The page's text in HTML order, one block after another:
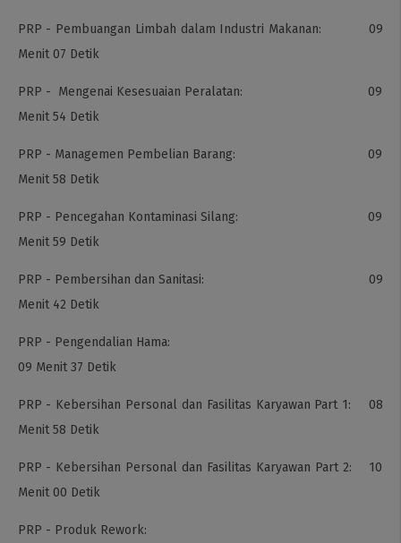
PRP - Pembuangan Limbah dalam Industri Makanan: 09
Menit 07 Detik
PRP - Mengenai Kesesuaian Peralatan: 09
Menit 54 Detik
PRP - Managemen Pembelian Barang: 09
Menit 58 Detik
PRP - Pencegahan Kontaminasi Silang: 09
Menit 59 Detik
PRP - Pembersihan dan Sanitasi: 09
Menit 42 Detik
PRP - Pengendalian Hama:
09 Menit 37 Detik
PRP - Kebersihan Personal dan Fasilitas Karyawan Part 1: 08
Menit 58 Detik
PRP - Kebersihan Personal dan Fasilitas Karyawan Part 2: 10
Menit 00 Detik
PRP - Produk Rework: